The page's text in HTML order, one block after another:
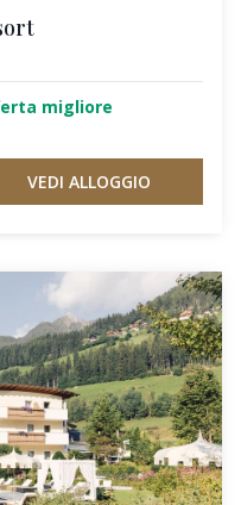
migliore
VEDI ALLOGGIO